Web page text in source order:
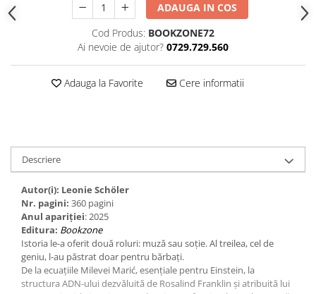
ADAUGA IN COS
Cod Produs: BOOKZONE72
Ai nevoie de ajutor? 0729.729.560
Adauga la Favorite Cere informatii
Descriere
Autor(i): Leonie Schöler
Nr. pagini: 360 pagini
Anul apariţiei: 2025
Editura: Bookzone
Istoria le-a oferit două roluri: muză sau soție. Al treilea, cel de
geniu, l-au păstrat doar pentru bărbați.
De la ecuațiile Milevei Marić, esențiale pentru Einstein, la
structura ADN-ului dezvăluită de Rosalind Franklin și atribuită lui